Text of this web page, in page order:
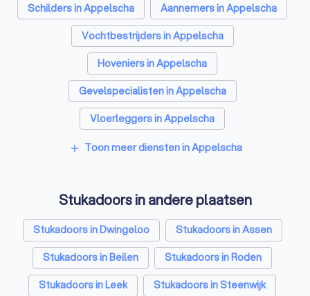
Schilders in Appelscha
Aannemers in Appelscha
Vochtbestrijders in Appelscha
Hoveniers in Appelscha
Gevelspecialisten in Appelscha
Vloerleggers in Appelscha
Elektriciens in Appelscha
Ongediertebestrijders in Appelscha
Architecten in Appelscha
Zonwering specialisten in Appelscha
Badkamer installateurs in Appelscha
add Toon meer diensten in Appelscha
Stukadoors in andere plaatsen
Stukadoors in Dwingeloo
Stukadoors in Assen
Stukadoors in Beilen
Stukadoors in Roden
Stukadoors in Leek
Stukadoors in Steenwijk